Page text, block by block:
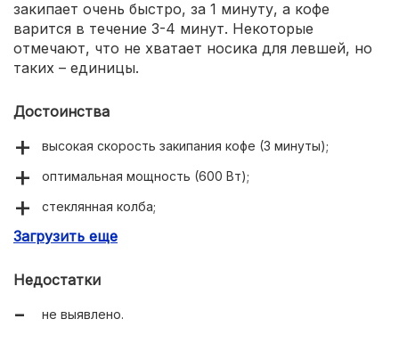
закипает очень быстро, за 1 минуту, а кофе
варится в течение 3-4 минут. Некоторые
отмечают, что не хватает носика для левшей, но
таких – единицы.
Достоинства
высокая скорость закипания кофе (3 минуты);
оптимальная мощность (600 Вт);
стеклянная колба;
градуированная шкала.
Загрузить еще
Недостатки
не выявлено.